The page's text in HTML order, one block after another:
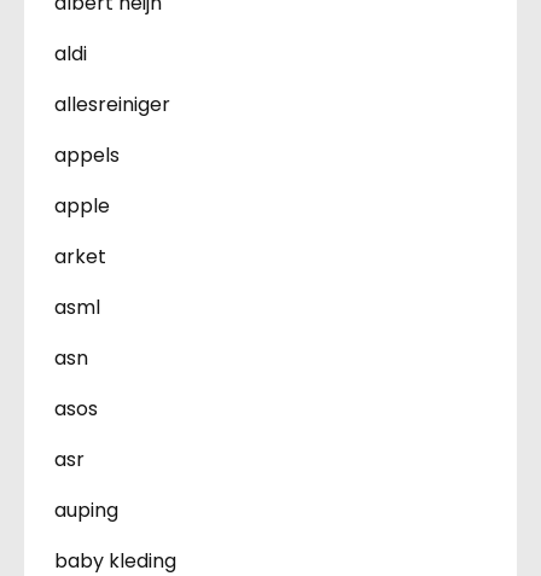
aldi
allesreiniger
appels
apple
arket
asml
asn
asos
asr
auping
baby kleding